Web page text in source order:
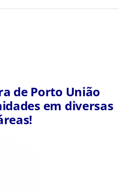
de Porto União
em diversas